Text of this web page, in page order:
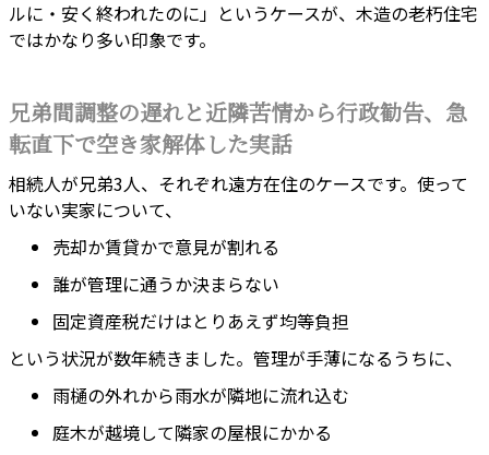
ルに・安く終われたのに」というケースが、木造の老朽住宅
ではかなり多い印象です。
兄弟間調整の遅れと近隣苦情から行政勧告、急
転直下で空き家解体した実話
相続人が兄弟3人、それぞれ遠方在住のケースです。使って
いない実家について、
売却か賃貸かで意見が割れる
誰が管理に通うか決まらない
固定資産税だけはとりあえず均等負担
という状況が数年続きました。管理が手薄になるうちに、
雨樋の外れから雨水が隣地に流れ込む
庭木が越境して隣家の屋根にかかる